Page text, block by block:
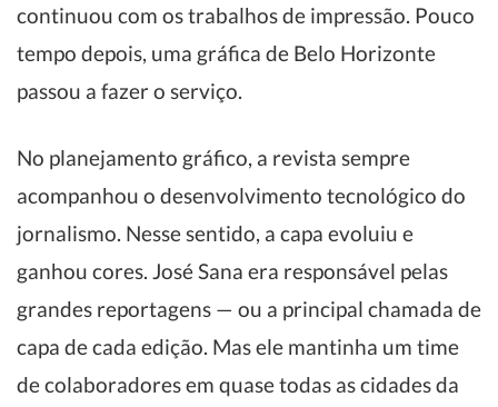
continuou com os trabalhos de impressão. Pouco
tempo depois, uma gráfica de Belo Horizonte
passou a fazer o serviço.
No planejamento gráfico, a revista sempre
acompanhou o desenvolvimento tecnológico do
jornalismo. Nesse sentido, a capa evoluiu e
ganhou cores. José Sana era responsável pelas
grandes reportagens — ou a principal chamada de
capa de cada edição. Mas ele mantinha um time
de colaboradores em quase todas as cidades da